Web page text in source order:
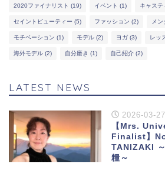
2020ファイナリスト (19) イベント (1) キャステ
セイントビューティー (5) ファッション (2) メ
モチベーション (1) モデル (2) ヨガ (3) レッ
海外モデル (2) 自分磨き (1) 自己紹介 (2)
LATEST NEWS
2026-03-27
【Mrs.
Finalist】
TANIZAKI
糧～